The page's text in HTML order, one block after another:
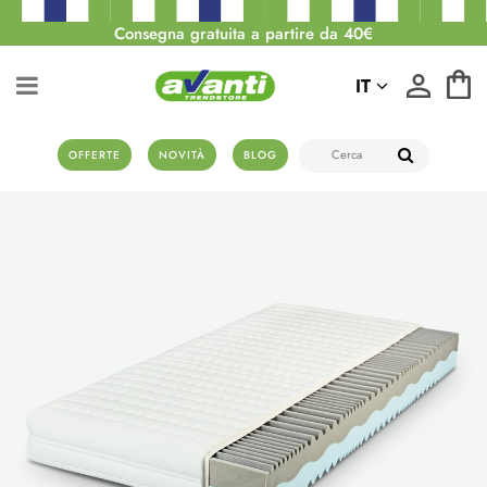
Consegna gratuita a partire da 40€
OFFERTE NOVITÀ BLOG
IT